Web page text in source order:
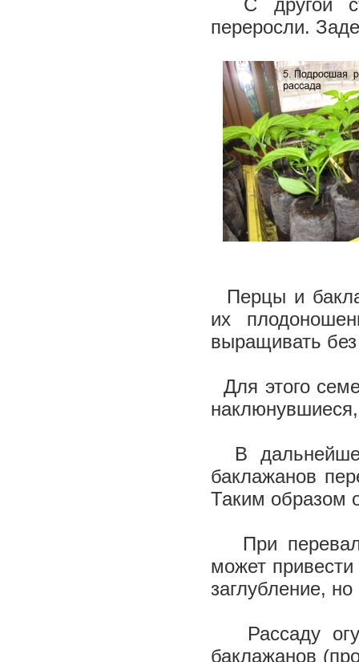
С другой
переросли.
Перцы и
их
выращивать
Для этого
В
баклажанов
Таким образом
При
может
заглубление,
Рассаду
баклажанов